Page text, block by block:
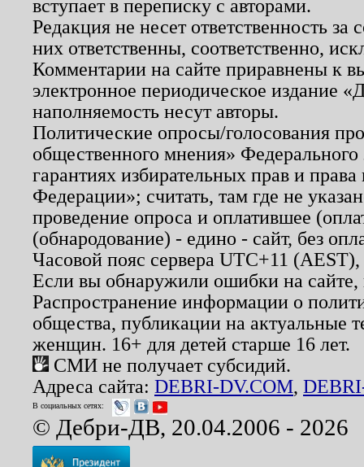
вступает в переписку с авторами.
Редакция не несет ответственность
них ответственны, соответственно,
Комментарии на сайте приравнены к
электронное периодическое издание
наполняемость несут авторы.
Политические опросы/голосования
общественного мнения»
гарантиях избирательных прав и
Федерации»; считать, там где не
проведение опроса и оплатившее
(обнародование) - едино - сайт, без
Часовой пояс сервера UTC+11
Если вы обнаружили ошибки на
Распространение информации о
общества, публикации на актуальные
женщин. 16+ для детей старше 16 лет.
СМИ не получает субсидий.
Адреса сайта: DEBRI-DV.COM,
В социальных сетях:
© Дебри-ДВ, 20.04.2006 - 2026